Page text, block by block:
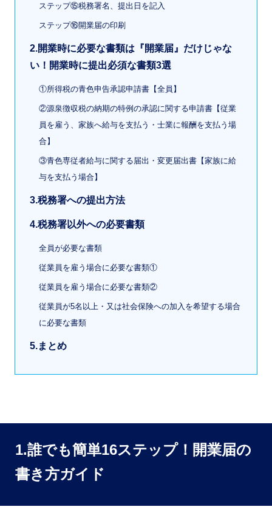
ステップ⑮税務署名、提出日を記入
ステップ⑯開業届の印刷
2.開業時に必要な書類は『開業届』だけじゃな
い！開業時に提出必須な書類3選
①所得税の青色申告承認申請書【全員】
②源泉徴収税の納期の特例の承認に関する申請書【従業
員を雇う、家族へ給与を支払う・士業に報酬を支払う場
合】
③青色専従者給与に関する届出・変更届出書【家族に給
与を支払う場合】
3.税務署への提出方法
4.税務署以外への必要書類
全員が必要な書類
従業員を雇う場合に必要な書類①
従業員を雇う場合に必要な書類②
従業員が5名以上・又は社会保険への加入を希望する場合
に必要な書類
5.まとめ
1.誰でも簡単16ステップ！開業届の
書き方ガイド